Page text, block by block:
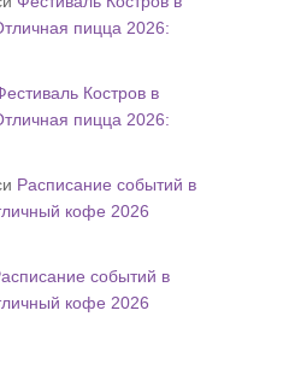
пицца 2026:
Костров в
пицца 2026:
Расписание событий в
кофе 2026
событий в
кофе 2026